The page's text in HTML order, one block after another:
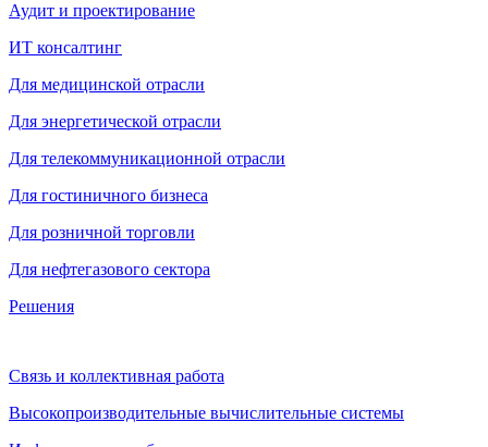
Аудит и проектирование
ИТ консалтинг
Для медицинской отрасли
Для энергетической отрасли
Для телекоммуникационной отрасли
Для гостиничного бизнеса
Для розничной торговли
Для нефтегазового сектора
Решения
Связь и коллективная работа
Высокопроизводительные вычислительные системы